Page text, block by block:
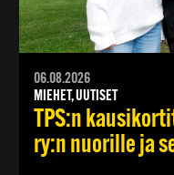
06.08.2026
MIEHET, UUTISET
TPS:n
ry:n nuorille ja